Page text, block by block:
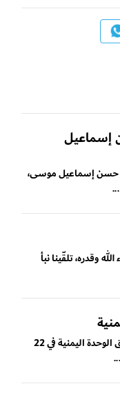
إسماعيل
حسن إسماعيل موسى،
وقدره، تلقّينا نبأ
بمناسبة الذكرى السادسة والثلاثين لتحقيق الوحدة اليمنية في 22